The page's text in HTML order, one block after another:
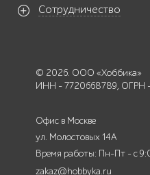
Сотрудничество
© 2026. ООО «Хоббика»
ИНН - 7720668789, ОГРН
Офис в Москве
ул. Молостовых 14А
Время работы: Пн-Пт - с
zakaz@hobbyka.ru